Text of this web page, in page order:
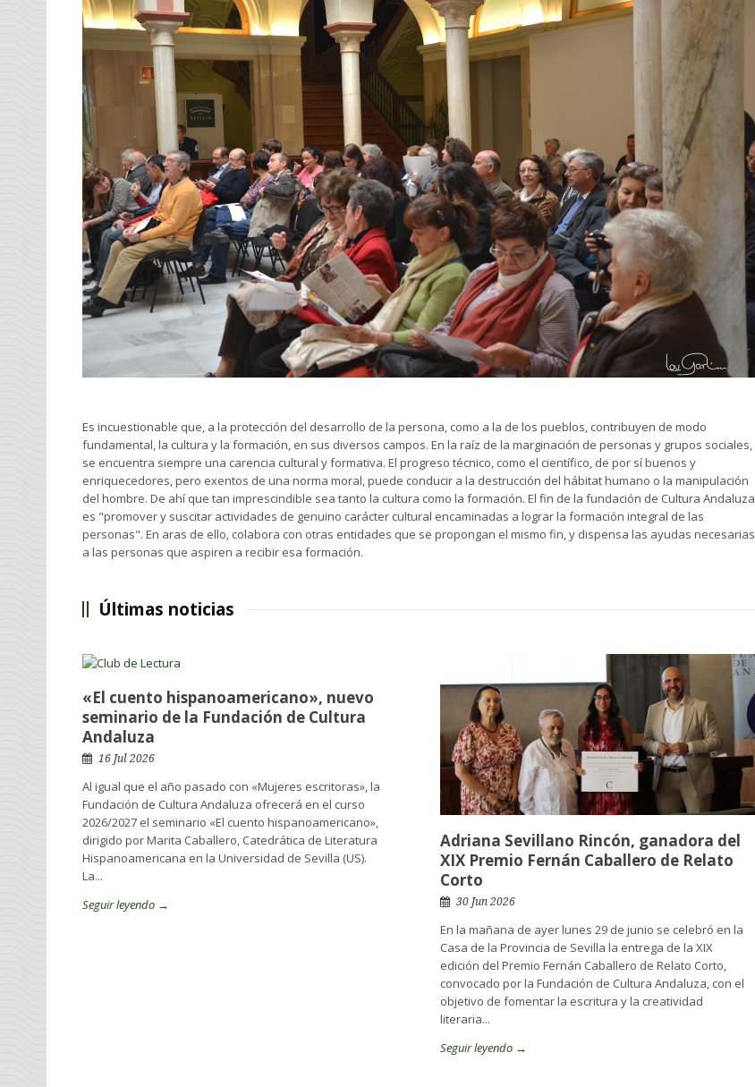
Es incuestionable que, a la protección del desarrollo de la persona, como a la de los pueblos, contribuyen de modo
fundamental, la cultura y la formación, en sus diversos campos. En la raíz de la marginación de personas y grupos sociales,
se encuentra siempre una carencia cultural y formativa. El progreso técnico, como el científico, de por sí buenos y
enriquecedores, pero exentos de una norma moral, puede conducir a la destrucción del hábitat humano o la manipulación
del hombre. De ahí que tan imprescindible sea tanto la cultura como la formación. El fin de la fundación de Cultura Andaluza
es "promover y suscitar actividades de genuino carácter cultural encaminadas a lograr la formación integral de las
personas". En aras de ello, colabora con otras entidades que se propongan el mismo fin, y dispensa las ayudas necesarias
a las personas que aspiren a recibir esa formación.
Últimas noticias
«El cuento hispanoamericano», nuevo
seminario de la Fundación de Cultura
Andaluza
16 Jul 2026
Al igual que el año pasado con «Mujeres escritoras», la
Fundación de Cultura Andaluza ofrecerá en el curso
2026/2027 el seminario «El cuento hispanoamericano»,
dirigido por Marita Caballero, Catedrática de Literatura
Hispanoamericana en la Universidad de Sevilla (US).
La...
Seguir leyendo →
Adriana Sevillano Rincón, ganadora del
XIX Premio Fernán Caballero de Relato
Corto
30 Jun 2026
En la mañana de ayer lunes 29 de junio se celebró en la
Casa de la Provincia de Sevilla la entrega de la XIX
edición del Premio Fernán Caballero de Relato Corto,
convocado por la Fundación de Cultura Andaluza, con el
objetivo de fomentar la escritura y la creatividad
literaria...
Seguir leyendo →